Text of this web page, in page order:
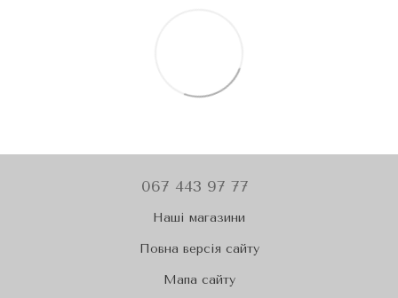
067 443 97 77
Наші магазини
Повна версія сайту
Мапа сайту